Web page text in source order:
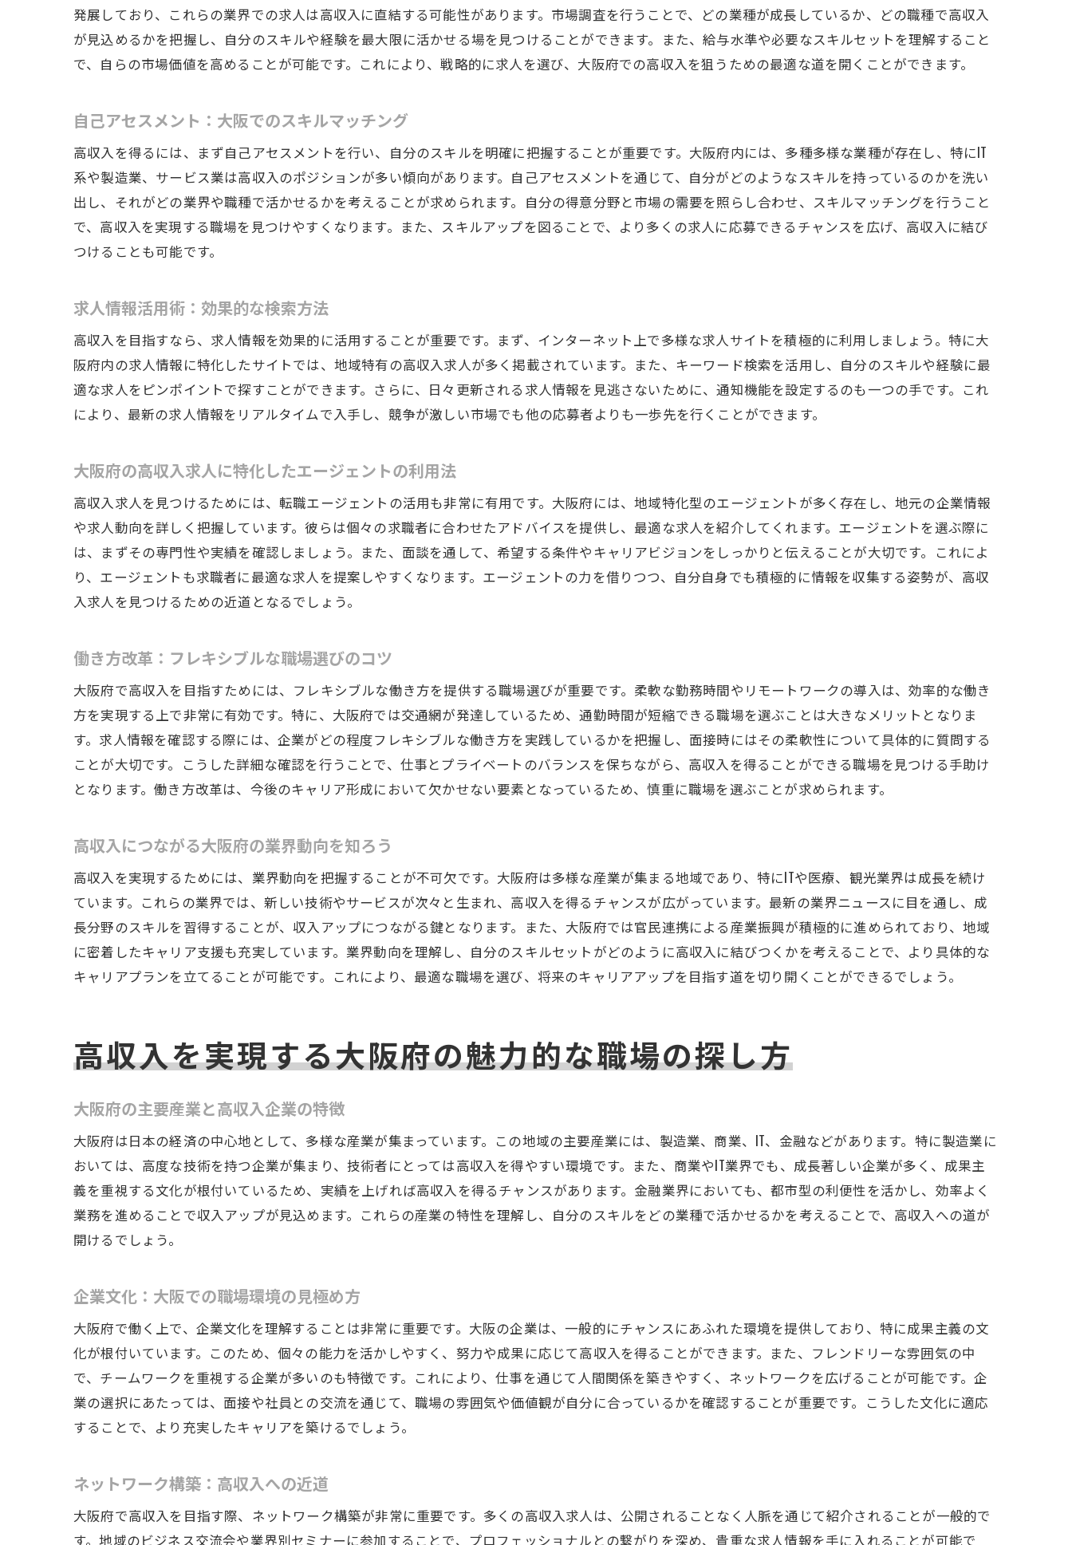
面接対策：大阪で求められる人材像とは
転職サイトを活用した高収入求人の効率的な探し方
スキルを活かして大阪府で高収入を得るためのポイント
スキルアップのための大阪府の研修機会
業種別に見る高収入を可能にするスキルセット
スキルと高収入を結びつけるための戦略
大阪府での職務経歴書の作り方：高収入への鍵
通勤時間を活用したスキルアップ方法
大阪府の交通網を活かした職場選びのポイント
通勤コストを抑えつつ高収入を目指す戦略
リモートワークと高収入を両立する方法
大阪府の通勤環境が高収入に与える影響
高収入を目指すなら知っておくべき大阪府の求人市場の特徴
大阪府求人市場の最新トレンドを探る
高収入求人が多いエリアとその理由
企業が求める人材像と高収入求人の関係
求人市場の変化が高収入に与える影響
大阪府で高収入を得るためのライフスタイルに合わせた働き方
フレキシブル勤務で高収入を実現する方法
ライフステージに応じた働き方の工夫
副業を活用して大阪府で高収入を目指す
健康的なライフスタイルが高収入に与える影響
趣味と仕事を両立させた高収入の可能性
理想の高収入求人を見つけるための大阪府の産業情報活用法
大阪府の産業構造と高収入の関連性
産業別に見る高収入求人の特徴
地元企業の強みを活かした職場選び
最新の産業動向が高収入求人に与える影響
高収入を実現するための資格取得のすすめ
長期的視点で描くキャリアプランニング
大阪府での人脈作りとメンターの重要性
発展しており、これらの業界での求人は高収入に直結する可能性があります。市場調査を行うことで、どの業種が成長しているか、どの職種で高収入
が見込めるかを把握し、自分のスキルや経験を最大限に活かせる場を見つけることができます。また、給与水準や必要なスキルセットを理解すること
で、自らの市場価値を高めることが可能です。これにより、戦略的に求人を選び、大阪府での高収入を狙うための最適な道を開くことができます。
自己アセスメント：大阪でのスキルマッチング
高収入を得るには、まず自己アセスメントを行い、自分のスキルを明確に把握することが重要です。大阪府内には、多種多様な業種が存在し、特にIT
系や製造業、サービス業は高収入のポジションが多い傾向があります。自己アセスメントを通じて、自分がどのようなスキルを持っているのかを洗い
出し、それがどの業界や職種で活かせるかを考えることが求められます。自分の得意分野と市場の需要を照らし合わせ、スキルマッチングを行うこと
で、高収入を実現する職場を見つけやすくなります。また、スキルアップを図ることで、より多くの求人に応募できるチャンスを広げ、高収入に結び
つけることも可能です。
求人情報活用術：効果的な検索方法
高収入を目指すなら、求人情報を効果的に活用することが重要です。まず、インターネット上で多様な求人サイトを積極的に利用しましょう。特に大
阪府内の求人情報に特化したサイトでは、地域特有の高収入求人が多く掲載されています。また、キーワード検索を活用し、自分のスキルや経験に最
適な求人をピンポイントで探すことができます。さらに、日々更新される求人情報を見逃さないために、通知機能を設定するのも一つの手です。これ
により、最新の求人情報をリアルタイムで入手し、競争が激しい市場でも他の応募者よりも一歩先を行くことができます。
大阪府の高収入求人に特化したエージェントの利用法
高収入求人を見つけるためには、転職エージェントの活用も非常に有用です。大阪府には、地域特化型のエージェントが多く存在し、地元の企業情報
や求人動向を詳しく把握しています。彼らは個々の求職者に合わせたアドバイスを提供し、最適な求人を紹介してくれます。エージェントを選ぶ際に
は、まずその専門性や実績を確認しましょう。また、面談を通して、希望する条件やキャリアビジョンをしっかりと伝えることが大切です。これによ
り、エージェントも求職者に最適な求人を提案しやすくなります。エージェントの力を借りつつ、自分自身でも積極的に情報を収集する姿勢が、高収
入求人を見つけるための近道となるでしょう。
働き方改革：フレキシブルな職場選びのコツ
大阪府で高収入を目指すためには、フレキシブルな働き方を提供する職場選びが重要です。柔軟な勤務時間やリモートワークの導入は、効率的な働き
方を実現する上で非常に有効です。特に、大阪府では交通網が発達しているため、通勤時間が短縮できる職場を選ぶことは大きなメリットとなりま
す。求人情報を確認する際には、企業がどの程度フレキシブルな働き方を実践しているかを把握し、面接時にはその柔軟性について具体的に質問する
ことが大切です。こうした詳細な確認を行うことで、仕事とプライベートのバランスを保ちながら、高収入を得ることができる職場を見つける手助け
となります。働き方改革は、今後のキャリア形成において欠かせない要素となっているため、慎重に職場を選ぶことが求められます。
高収入につながる大阪府の業界動向を知ろう
高収入を実現するためには、業界動向を把握することが不可欠です。大阪府は多様な産業が集まる地域であり、特にITや医療、観光業界は成長を続け
ています。これらの業界では、新しい技術やサービスが次々と生まれ、高収入を得るチャンスが広がっています。最新の業界ニュースに目を通し、成
長分野のスキルを習得することが、収入アップにつながる鍵となります。また、大阪府では官民連携による産業振興が積極的に進められており、地域
に密着したキャリア支援も充実しています。業界動向を理解し、自分のスキルセットがどのように高収入に結びつくかを考えることで、より具体的な
キャリアプランを立てることが可能です。これにより、最適な職場を選び、将来のキャリアアップを目指す道を切り開くことができるでしょう。
高収入を実現する大阪府の魅力的な職場の探し方
大阪府の主要産業と高収入企業の特徴
大阪府は日本の経済の中心地として、多様な産業が集まっています。この地域の主要産業には、製造業、商業、IT、金融などがあります。特に製造業に
おいては、高度な技術を持つ企業が集まり、技術者にとっては高収入を得やすい環境です。また、商業やIT業界でも、成長著しい企業が多く、成果主
義を重視する文化が根付いているため、実績を上げれば高収入を得るチャンスがあります。金融業界においても、都市型の利便性を活かし、効率よく
業務を進めることで収入アップが見込めます。これらの産業の特性を理解し、自分のスキルをどの業種で活かせるかを考えることで、高収入への道が
開けるでしょう。
企業文化：大阪での職場環境の見極め方
大阪府で働く上で、企業文化を理解することは非常に重要です。大阪の企業は、一般的にチャンスにあふれた環境を提供しており、特に成果主義の文
化が根付いています。このため、個々の能力を活かしやすく、努力や成果に応じて高収入を得ることができます。また、フレンドリーな雰囲気の中
で、チームワークを重視する企業が多いのも特徴です。これにより、仕事を通じて人間関係を築きやすく、ネットワークを広げることが可能です。企
業の選択にあたっては、面接や社員との交流を通じて、職場の雰囲気や価値観が自分に合っているかを確認することが重要です。こうした文化に適応
することで、より充実したキャリアを築けるでしょう。
ネットワーク構築：高収入への近道
大阪府で高収入を目指す際、ネットワーク構築が非常に重要です。多くの高収入求人は、公開されることなく人脈を通じて紹介されることが一般的で
す。地域のビジネス交流会や業界別セミナーに参加することで、プロフェッショナルとの繋がりを深め、貴重な求人情報を手に入れることが可能で